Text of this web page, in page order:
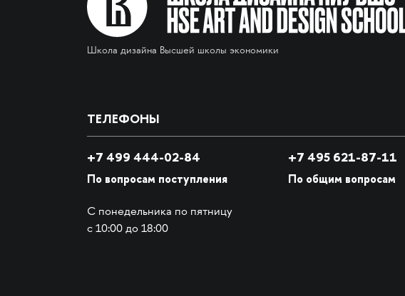
Школа дизайна Высшей школы экономики
ТЕЛЕФОНЫ
+7 499 444-02-84
По вопросам поступления
С понедельника по пятницу
с 10:00 до 18:00
+7 495 621-87-11
По общим вопросам